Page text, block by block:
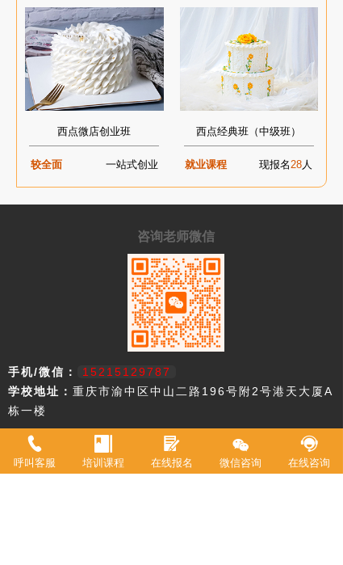
呼叫客服 培训课程 在线报名 微信咨询 在线咨询
西点微店创业班
较全面 一站式创业
西点经典班（中级班）
就业课程 现报名28人
咨询老师微信
手机/微信：
15215129787
学校地址： 重庆市渝中区中山二路196号附2号港天大厦A
栋一楼
重庆市欧艺职业技能培训学校，18年来专注西点技术教育，近年来迅速
升级为综合型职业学校。2021年被评定为职业技能等级鉴定机构。 我
校现有教室20余间，常驻专职教师20余名，并具有专业高等级职业技术